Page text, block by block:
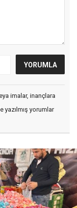
imalar, inançlara
yazılmış yorumlar